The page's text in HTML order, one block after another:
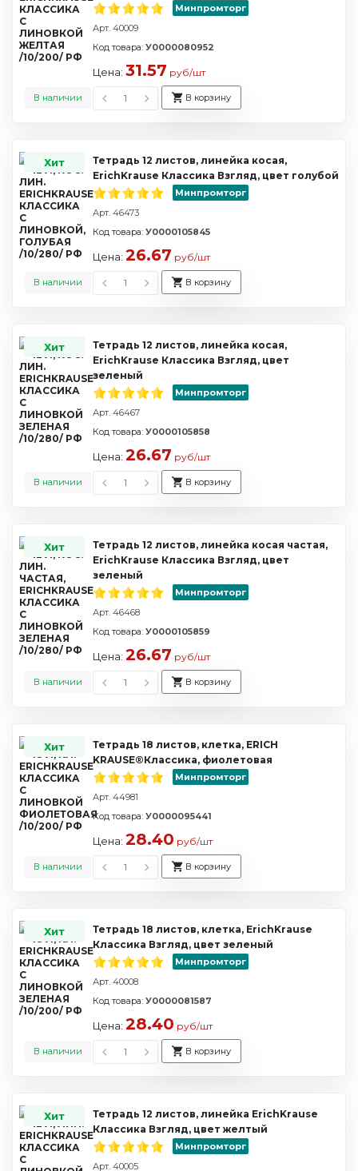
Минпромторг
Арт. 40009
В наличии
Код товара: У0000080952
Цена: 31.57 руб/шт
В корзину
Хит
Тетрадь 12 листов, линейка косая,
ErichKrause Классика Взгляд, цвет голубой
Минпромторг
Арт. 46473
В наличии
Код товара: У0000105845
Цена: 26.67 руб/шт
В корзину
Хит
Тетрадь 12 листов, линейка косая,
ErichKrause Классика Взгляд, цвет
зеленый
Минпромторг
Арт. 46467
В наличии
Код товара: У0000105858
Цена: 26.67 руб/шт
В корзину
Хит
Тетрадь 12 листов, линейка косая частая,
ErichKrause Классика Взгляд, цвет
зеленый
Минпромторг
Арт. 46468
В наличии
Код товара: У0000105859
Цена: 26.67 руб/шт
В корзину
Хит
Тетрадь 18 листов, клетка, ERICH
KRAUSE®Классика, фиолетовая
Минпромторг
Арт. 44981
В наличии
Код товара: У0000095441
Цена: 28.40 руб/шт
В корзину
Хит
Тетрадь 18 листов, клетка, ErichKrause
Классика Взгляд, цвет зеленый
Минпромторг
Арт. 40008
В наличии
Код товара: У0000081587
Цена: 28.40 руб/шт
В корзину
Хит
Тетрадь 12 листов, линейка ErichKrause
Классика Взгляд, цвет желтый
Минпромторг
Арт. 40005